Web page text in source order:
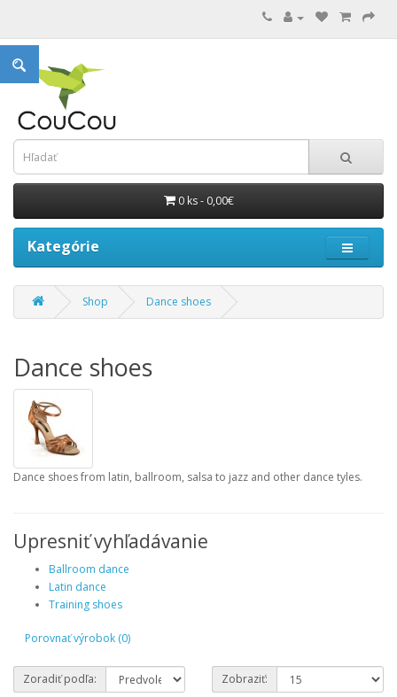
0 ks - 0,00€
Kategórie
Shop Dance shoes
Dance shoes
Dance shoes from latin, ballroom, salsa to jazz and other dance tyles.
Upresniť vyhľadávanie
Ballroom dance
Latin dance
Training shoes
Porovnať výrobok (0)
Zoradiť podľa: Zobraziť: